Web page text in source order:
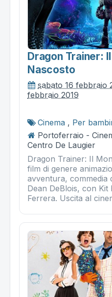
Dragon Trainer:
Nascosto
sabato 16 febbraio
febbraio 2019
Cinema , Per
Portoferraio -
Centro De Laugier
Dragon Trainer: Il
film di genere
avventura, commedia
Dean DeBlois, con
Ferrera. Uscita al